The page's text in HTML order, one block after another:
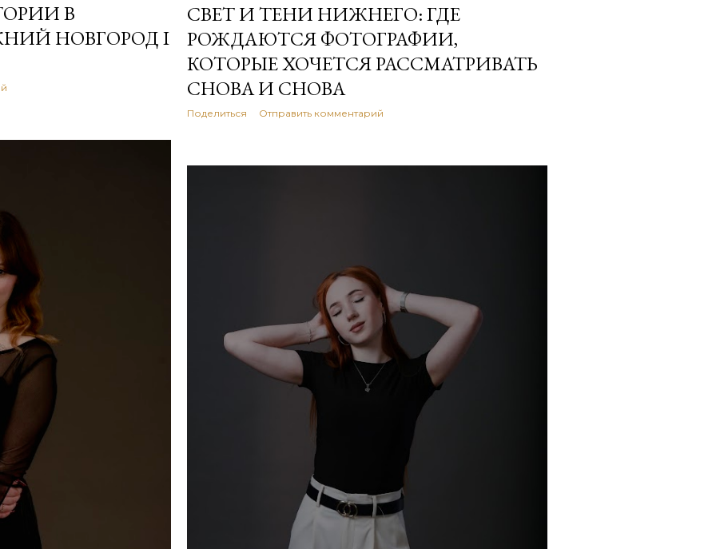
СВЕТ И ТЕНИ НИЖНЕГО: ГДЕ
РОЖДАЮТСЯ ФОТОГРАФИИ,
КОТОРЫЕ ХОЧЕТСЯ РАССМАТРИВАТЬ
СНОВА И СНОВА
Поделиться Отправить комментарий
В
НОВГОРОД I